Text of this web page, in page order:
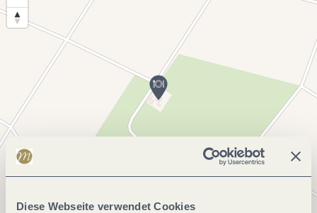
Diese Webseite verwendet Cookies